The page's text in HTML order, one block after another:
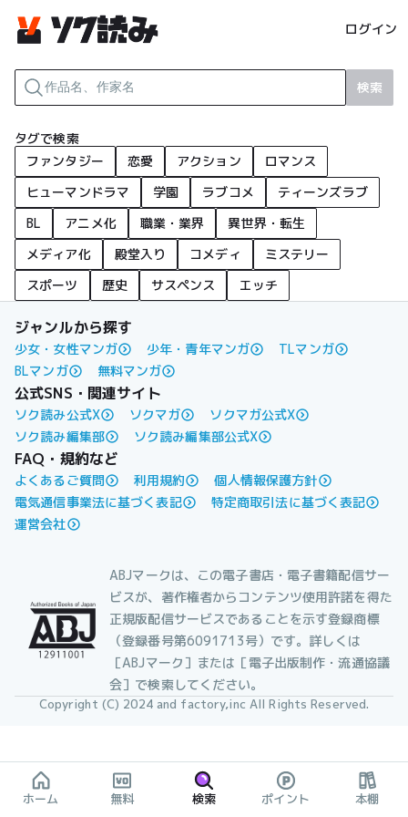
ログイン
検索
タグで検索
ファンタジー
恋愛 アクション
ロマンス
ヒューマンドラマ
学園 ラブコメ
ティーンズラブ
BL
アニメ化 職業・業界
異世界・転生
メディア化
殿堂入り コメディ
ミステリー
スポーツ
歴史 サスペンス エッチ
ジャンルから探す
少女・女性マンガ 少年・青年マンガ
TLマンガ
BLマンガ
無料マンガ
公式SNS・関連サイト
ソク読み公式X ソクマガ
ソクマガ公式X
ソク読み編集部
ソク読み編集部公式X
FAQ・規約など
よくあるご質問 利用規約
個人情報保護方針
電気通信事業法に基づく表記
特定商取引法に基づく表記
運営会社
ABJマークは、この電子書店・電子書籍配信サー
ビスが、著作権者からコンテンツ使用許諾を得た
正規版配信サービスであることを示す登録商標
（登録番号第6091713号）です。詳しくは
［ABJマーク］または［電子出版制作・流通協議
会］で検索してください。
Copyright (C) 2024 and factory,inc All Rights Reserved.
ホーム 無料 検索 ポイント 本棚